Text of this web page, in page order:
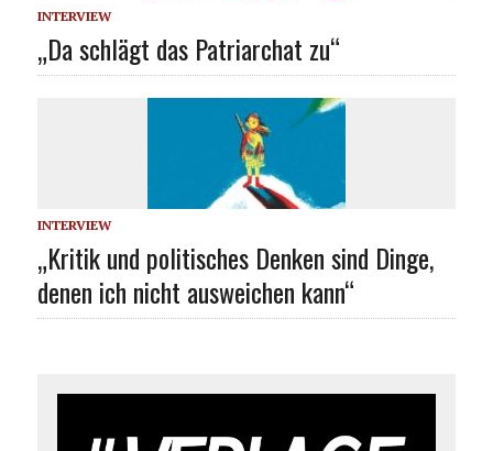
INTERVIEW
„Da schlägt das Patriarchat zu“
INTERVIEW
„Kritik und politisches Denken sind Dinge,
denen ich nicht ausweichen kann“